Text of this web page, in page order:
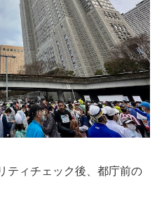
ティチェック後、都庁前の